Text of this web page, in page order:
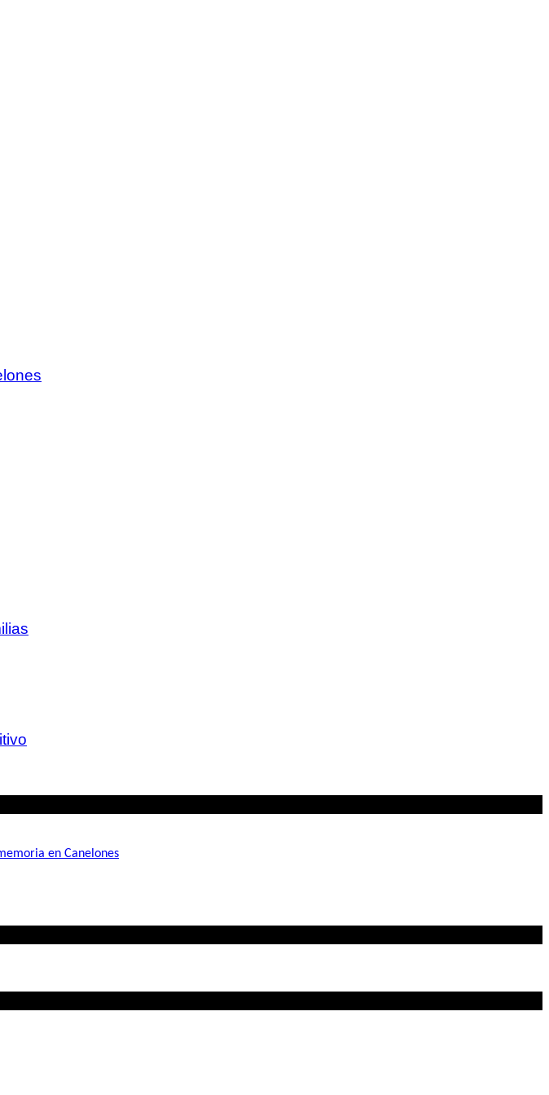
en Canelones